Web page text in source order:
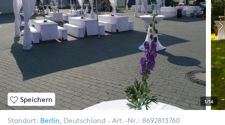
Speichern 1/14
Standort: Berlin, Deutschland Art.-Nr.: 8692813760